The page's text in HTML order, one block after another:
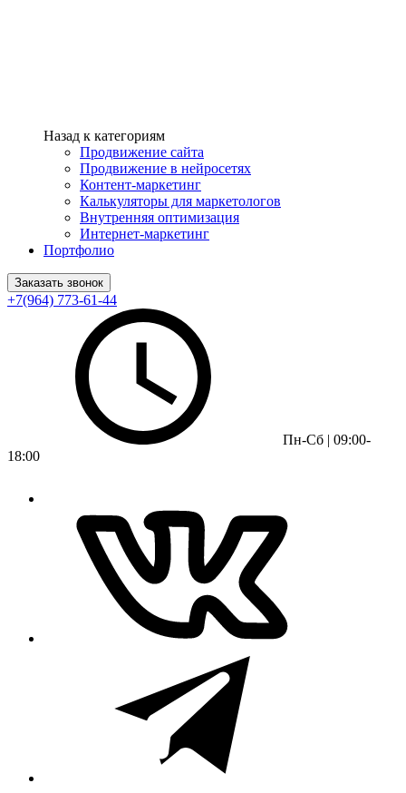
Назад к категориям
Продвижение сайта
Продвижение в нейросетях
Контент-маркетинг
Калькуляторы для маркетологов
Внутренняя оптимизация
Интернет-маркетинг
Портфолио
Заказать звонок
+7(964) 773-61-44
Пн-Сб | 09:00-
18:00